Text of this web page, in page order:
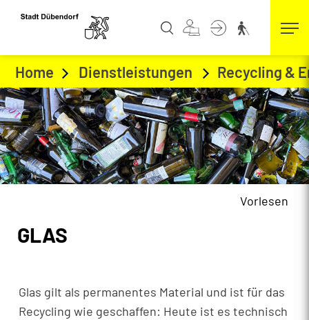
Kopfzeile
Vorlesen
Home Dienstleistungen
Recycling &
Abfallarten(ausgewählt)
Inhalt
GLAS
Glas gilt als permanentes Material und ist für das
Recycling wie geschaffen: Heute ist es technisch